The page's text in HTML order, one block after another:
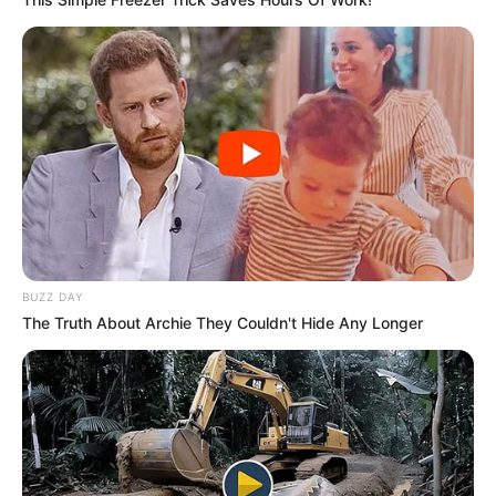
Lotto America l’histoire d’un heureux gagnant
Powerball la gagnante du 10/03/2021
LA MAGIE
DES PIERRES
BUZZ DAY
The Truth About Archie They Couldn't Hide Any Longer